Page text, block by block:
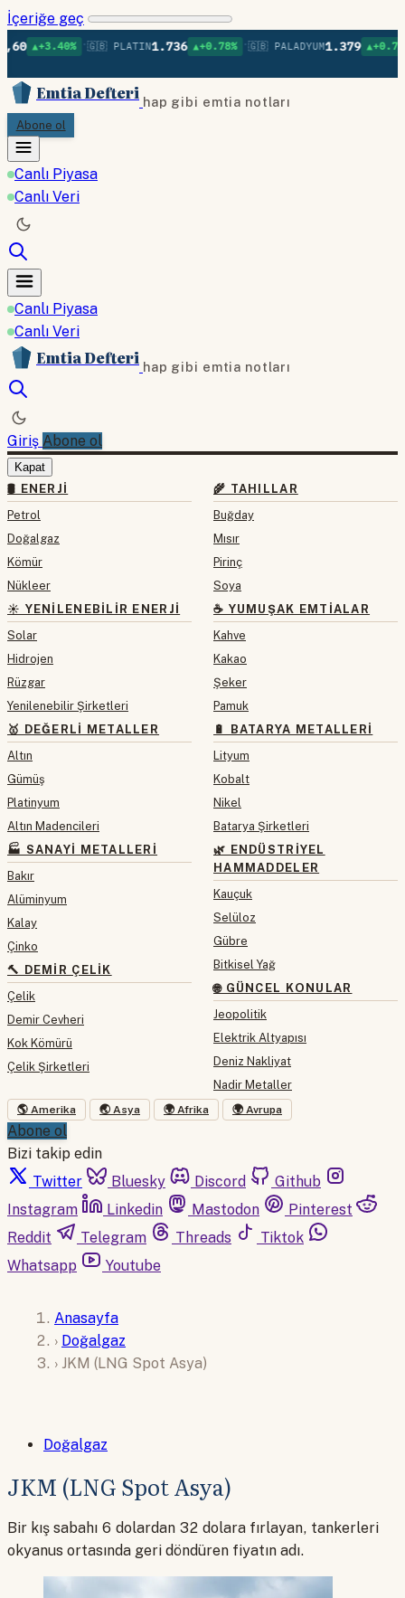
İçeriğe geç
• 🇬🇧 PLATIN1.736 ▲+0.78% • 🇬🇧 PALADYUM 1.379 ▲+0.75% • 🇬🇧
Emtia Defteri hap gibi emtia notları
Abone ol
Canlı Piyasa
Canlı Veri
Canlı Piyasa
Canlı Veri
Emtia Defteri hap gibi emtia notları
Giriş Abone ol
Kapat
🛢 ENERJI
Petrol
Doğalgaz
Kömür
Nükleer
☀️ YENILENEBILIR ENERJI
Solar
Hidrojen
Rüzgar
Yenilenebilir Şirketleri
🥇 DEĞERLI METALLER
Altın
Gümüş
Platinyum
Altın Madencileri
🏭 SANAYI METALLERI
Bakır
Alüminyum
Kalay
Çinko
🔨 DEMIR ÇELIK
Çelik
Demir Cevheri
Kok Kömürü
Çelik Şirketleri
🌾 TAHILLAR
Buğday
Mısır
Pirinç
Soya
☕ YUMUŞAK EMTIALAR
Kahve
Kakao
Şeker
Pamuk
🔋 BATARYA METALLERI
Lityum
Kobalt
Nikel
Batarya Şirketleri
🌿 ENDÜSTRIYEL
HAMMADDELER
Kauçuk
Selüloz
Gübre
Bitkisel Yağ
🌐 GÜNCEL KONULAR
Jeopolitik
Elektrik Altyapısı
Deniz Nakliyat
Nadir Metaller
🌎 Amerika 🌏 Asya 🌍 Afrika 🌍 Avrupa
Abone ol
Bizi takip edin
Twitter
Bluesky Discord
Github
Instagram
Linkedin Mastodon
Pinterest
Reddit
Telegram Threads
Tiktok
Whatsapp
Youtube
Anasayfa
› Doğalgaz
› JKM (LNG Spot Asya)
Doğalgaz
JKM (LNG Spot Asya)
Bir kış sabahı 6 dolardan 32 dolara fırlayan, tankerleri
okyanus ortasında geri döndüren fiyatın adı.